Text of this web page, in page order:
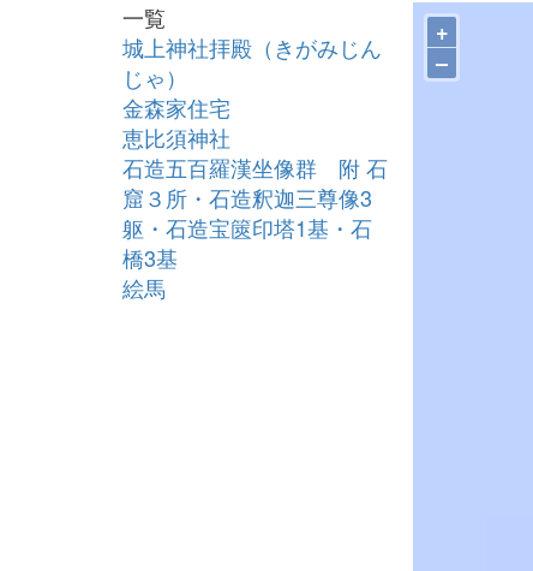
一覧
城上神社拝殿（きがみじん
じゃ）
金森家住宅
恵比須神社
石造五百羅漢坐像群 附 石
窟３所・石造釈迦三尊像3
躯・石造宝篋印塔1基・石
橋3基
絵馬
+
–